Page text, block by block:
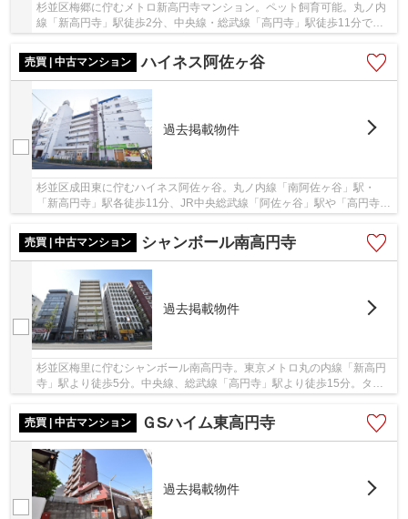
杉並区梅郷に佇むメトロ新高円寺マンション。ペット飼育可能。丸ノ内
線「新高円寺」駅徒歩2分、中央線・総武線「高円寺」駅徒歩11分で、
売買 | 中古マンション
ハイネス阿佐ヶ谷
過去掲載物件
杉並区成田東に佇むハイネス阿佐ヶ谷。丸ノ内線「南阿佐ヶ谷」駅・
「新高円寺」駅各徒歩11分、JR中央総武線「阿佐ヶ谷」駅や「高円寺」
売買 | 中古マンション
シャンボール南高円寺
過去掲載物件
杉並区梅里に佇むシャンボール南高円寺。東京メトロ丸の内線「新高円
寺」駅より徒歩5分。中央線、総武線「高円寺」駅より徒歩15分。ター
売買 | 中古マンション
ＧSハイム東高円寺
過去掲載物件